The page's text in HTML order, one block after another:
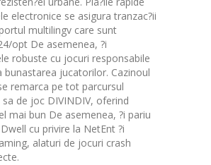
electronice se asigura tranzac?ii
multilingv care sunt
opt De asemenea, ?i
robuste cu jocuri responsabile
bunastarea jucatorilor. Cazinoul
remarca pe tot parcursul
de joc DIVINDIV, oferind
mai bun De asemenea, ?i pariu
cu privire la NetEnt ?i
alaturi de jocuri crash